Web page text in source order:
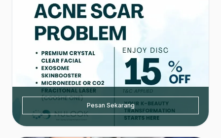
Pesan Sekarang